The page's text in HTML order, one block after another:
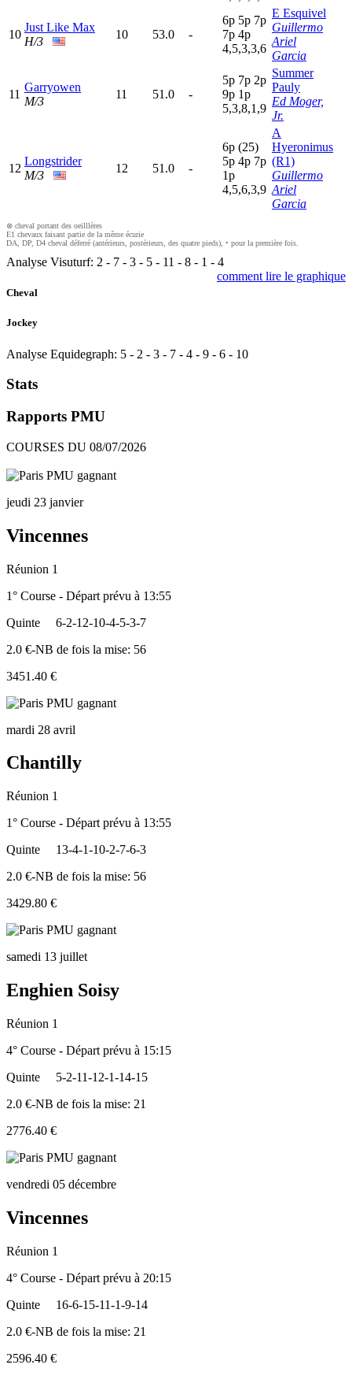
10
Just Like Max
H/3
10 53.0 -
6p 5p 7p
7p 4p
4,5,3,3,6
E Esquivel
Guillermo
Ariel
Garcia
11
Garryowen
M/3
11 51.0 -
5p 7p 2p
9p 1p
5,3,8,1,9
Summer
Pauly
Ed Moger,
Jr.
12
Longstrider
M/3
12 51.0 -
6p (25)
5p 4p 7p
1p
4,5,6,3,9
A
Hyeronimus
(R1)
Guillermo
Ariel
Garcia
⊗ cheval portant des oeilllères
E1 chevaux faisant partie de la même écurie
DA, DP, D4 cheval déferré (antérieurs, postérieurs, des quatre pieds), • pour la première fois.
Analyse Visuturf: 2 - 7 - 3 - 5 - 11 - 8 - 1 - 4
comment lire le graphique
Cheval
Jockey
Analyse Equidegraph: 5 - 2 - 3 - 7 - 4 - 9 - 6 - 10
Stats
Rapports PMU
COURSES DU 08/07/2026
jeudi 23 janvier
Vincennes
Réunion 1
1° Course - Départ prévu à 13:55
Quinte
6-2-12-10-4-5-3-7
2.0 €-NB de fois la mise: 56
3451.40 €
mardi 28 avril
Chantilly
Réunion 1
1° Course - Départ prévu à 13:55
Quinte
13-4-1-10-2-7-6-3
2.0 €-NB de fois la mise: 56
3429.80 €
samedi 13 juillet
Enghien Soisy
Réunion 1
4° Course - Départ prévu à 15:15
Quinte
5-2-11-12-1-14-15
2.0 €-NB de fois la mise: 21
2776.40 €
vendredi 05 décembre
Vincennes
Réunion 1
4° Course - Départ prévu à 20:15
Quinte
16-6-15-11-1-9-14
2.0 €-NB de fois la mise: 21
2596.40 €